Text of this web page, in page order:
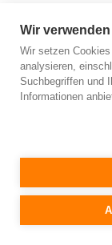
Nutzung
Integration
Wenn Sie tiefer in
zu schätzen
Sprachen zu
sondern verändert
Erkenntnisse
diese beiden
Die nahtlose
Wir
Wir setzen
analysieren,
Suchbegriffen und
Informationen